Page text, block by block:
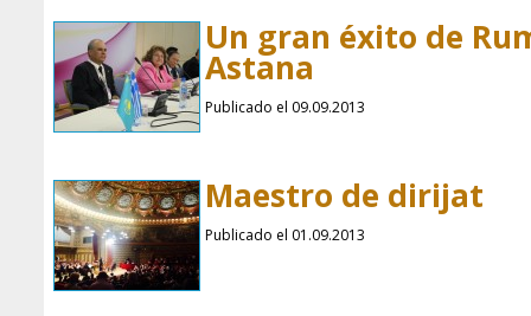
Un gran éxito de
Astana
Publicado el 09.09.2013
Maestro de dirijat
Publicado el 01.09.2013